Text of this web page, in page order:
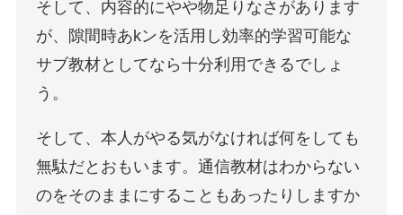
そして、内容的にやや物足りなさがあります
が、隙間時あkンを活用し効率的学習可能な
サブ教材としてなら十分利用できるでしょ
う。
そして、本人がやる気がなければ何をしても
無駄だとおもいます。通信教材はわからない
のをそのままにすることもあったりしますか